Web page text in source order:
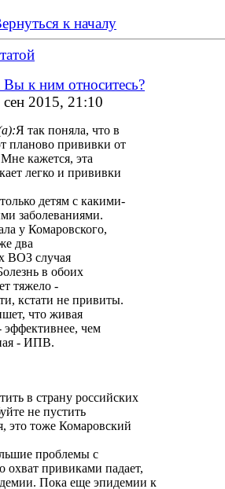
к началу
к ним относитесь?
сен 2015, 21:10
Я так поняла, что в
планово прививки от
кажется, эта
легко и прививки
детям с какими-
заболеваниями.
у Комаровского,
два
ВОЗ случая
в обоих
тяжело -
кстати не привиты.
что живая
чем
- ИПВ.
в страну российских
не пустить
это тоже Комаровский
проблемы с
охват привиками падает,
Пока еще эпидемии к